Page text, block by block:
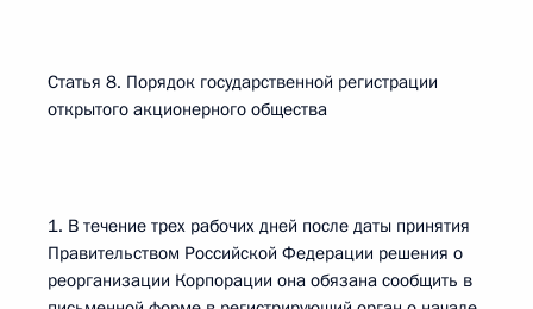
Статья 8. Порядок государственной регистрации
открытого акционерного общества
1. В течение трех рабочих дней после даты принятия
Правительством Российской Федерации решения о
реорганизации Корпорации она обязана сообщить в